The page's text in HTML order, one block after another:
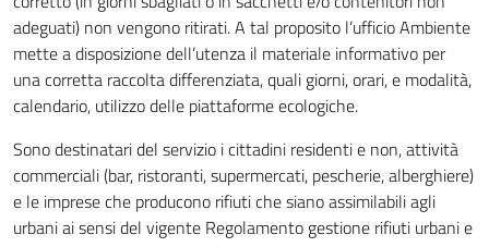
adeguati) non vengono ritirati. A tal proposito l’ufficio Ambiente
mette a disposizione dell’utenza il materiale informativo per
una corretta raccolta differenziata, quali giorni, orari, e modalità,
calendario, utilizzo delle piattaforme ecologiche.
Sono destinatari del servizio i cittadini residenti e non, attività
commerciali (bar, ristoranti, supermercati, pescherie, alberghiere)
e le imprese che producono rifiuti che siano assimilabili agli
urbani ai sensi del vigente Regolamento gestione rifiuti urbani e